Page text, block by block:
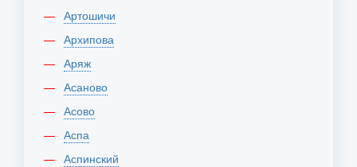
Артошичи
Архипова
Аряж
Асаново
Асово
Аспа
Аспинский